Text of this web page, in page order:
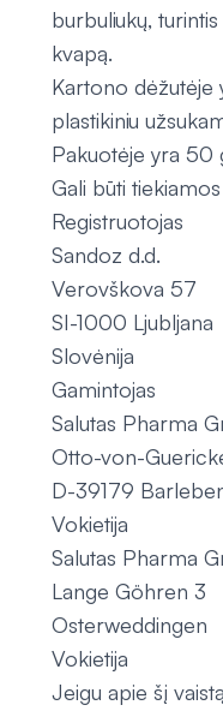
burbuliukų,
kvapą.
Kartono dėžutėje
plastikiniu
Pakuotėje yra 50
Gali būti
Registruotojas
Sandoz d.d.
Verovškova 57
SI-1000 Ljubljana
Slovėnija
Gamintojas
Salutas Pharma
Otto-von-
D-39179
Vokietija
Salutas Pharma
Lange Göhren 3
Osterweddingen
Vokietija
Jeigu apie šį